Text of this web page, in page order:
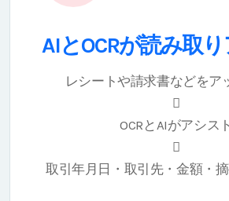
AIとOCRが読み取
レシートや請求書などをア
OCRとAIがアシスト
取引年月日・取引先・金額・